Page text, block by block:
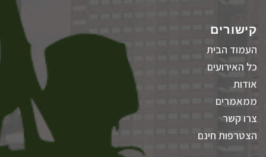
קישורים
העמוד הבית
כל האירועים
אודות
ממאמרים
צרו קשר
הצטרפות חינם